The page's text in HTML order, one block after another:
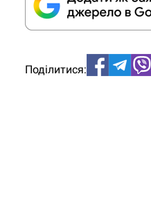
Поділитися: